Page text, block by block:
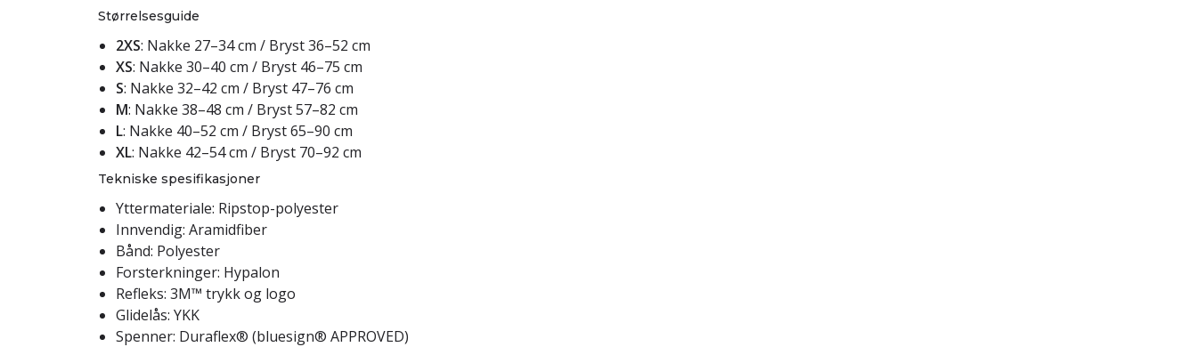
Størrelsesguide
2XS: Nakke 27–34 cm / Bryst 36–52 cm
XS: Nakke 30–40 cm / Bryst 46–75 cm
S: Nakke 32–42 cm / Bryst 47–76 cm
M: Nakke 38–48 cm / Bryst 57–82 cm
L: Nakke 40–52 cm / Bryst 65–90 cm
XL: Nakke 42–54 cm / Bryst 70–92 cm
Tekniske spesifikasjoner
Yttermateriale: Ripstop-polyester
Innvendig: Aramidfiber
Bånd: Polyester
Forsterkninger: Hypalon
Refleks: 3M™ trykk og logo
Glidelås: YKK
Spenner: Duraflex® (bluesign® APPROVED)